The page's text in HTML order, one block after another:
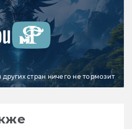
стран ничего не тормозит